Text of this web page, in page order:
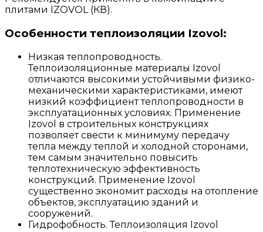
плитами IZOVOL (КВ).
Особенности теплоизоляции Izovol:
Низкая теплопроводность.
Теплоизоляционные материалы Izovol
отличаются высокими устойчивыми физико-
механическими характеристиками, имеют
низкий коэффициент теплопроводности в
эксплуатационных условиях. Применение
Izovol в строительных конструкциях
позволяет свести к минимуму передачу
тепла между теплой и холодной сторонами,
тем самым значительно повысить
теплотехническую эффективность
конструкций. Применение Izovol
существенно экономит расходы на отопление
объектов, эксплуатацию зданий и
сооружений.
Гидрофобность. Теплоизоляция Izovol